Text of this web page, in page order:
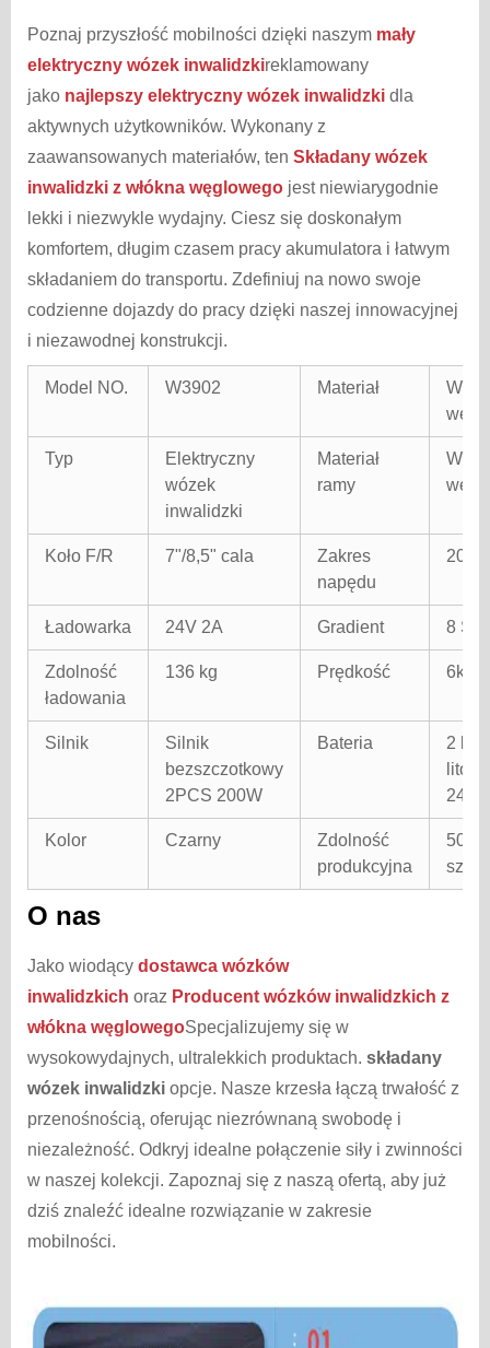
Poznaj przyszłość mobilności dzięki naszym mały
elektryczny wózek inwalidzkireklamowany
jako najlepszy elektryczny wózek inwalidzki dla
aktywnych użytkowników. Wykonany z
zaawansowanych materiałów, ten Składany wózek
inwalidzki z włókna węglowego jest niewiarygodnie
lekki i niezwykle wydajny. Ciesz się doskonałym
komfortem, długim czasem pracy akumulatora i łatwym
składaniem do transportu. Zdefiniuj na nowo swoje
codzienne dojazdy do pracy dzięki naszej innowacyjnej
i niezawodnej konstrukcji.
Model NO. W3902 Materiał
Typ
Elektryczny
wózek
inwalidzki
Materiał
ramy
Koło F/R 7"/8,5" cala
Zakres
napędu
20
Ładowarka 24V 2A Gradient 8
Zdolność
ładowania
136 kg Prędkość 6km/
Silnik
Silnik
bezszczotkowy
2PCS 200W
Bateria
2
24V
Kolor Czarny
Zdolność
produkcyjna
5000
O nas
Jako wiodący dostawca wózków
inwalidzkich oraz Producent wózków inwalidzkich z
włókna węglowegoSpecjalizujemy się w
wysokowydajnych, ultralekkich produktach. składany
wózek inwalidzki opcje. Nasze krzesła łączą trwałość z
przenośnością, oferując niezrównaną swobodę i
niezależność. Odkryj idealne połączenie siły i zwinności
w naszej kolekcji. Zapoznaj się z naszą ofertą, aby już
dziś znaleźć idealne rozwiązanie w zakresie
mobilności.